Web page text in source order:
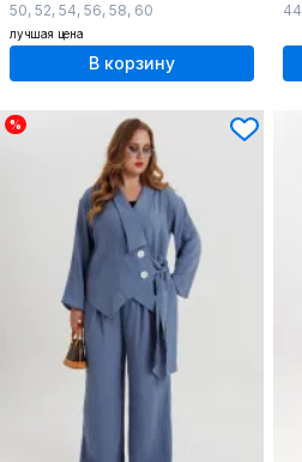
50, 52, 54, 56, 58, 60
лучшая цена
В корзину
44
%